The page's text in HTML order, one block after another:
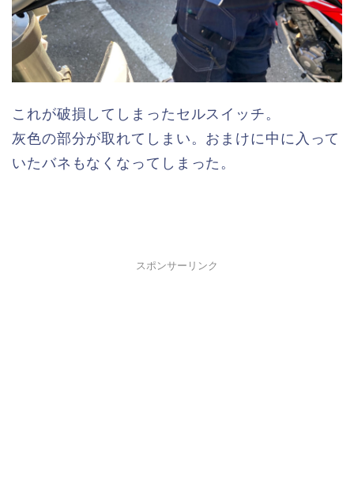
これが破損してしまったセルスイッチ。
灰色の部分が取れてしまい。おまけに中に入って
いたバネもなくなってしまった。
スポンサーリンク